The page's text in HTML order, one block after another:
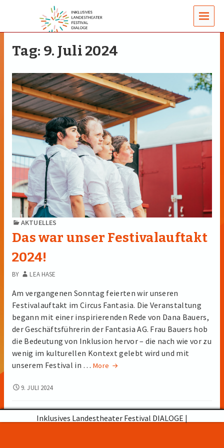
MENUS
Tag: 9. Juli 2024
AKTUELLES
Das war unser Festivalauftakt
2024!
BY LEA HASE
Am vergangenen Sonntag feierten wir unseren
Festivalauftakt im Circus Fantasia. Die Veranstaltung
begann mit einer inspirierenden Rede von Dana Bauers,
der Geschäftsführerin der Fantasia AG. Frau Bauers hob
die Bedeutung von Inklusion hervor – die nach wie vor zu
wenig im kulturellen Kontext gelebt wird und mit
unserem Festival in …More Das
2024!
DAS
UNSER
FESTIVALAUFTAKT
9. JULI 2024
Inklusives Landestheater Festival DIALOGE |